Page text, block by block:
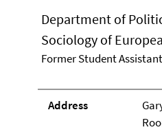
Department of
Sociology of
Former Student Assistant
Address